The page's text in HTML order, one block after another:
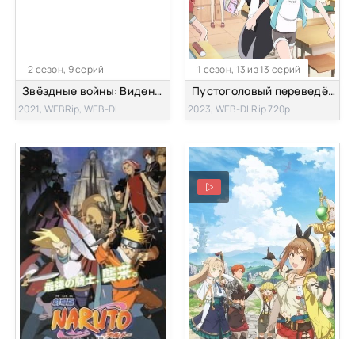
2 сезон, 9 серий
Звёздные войны: Видение
2021, WEBRip, WEB-DL
1 сезон, 13 из 13 серий
Пустоголовый переведённый ученик
2023, WEB-DLRip 720p